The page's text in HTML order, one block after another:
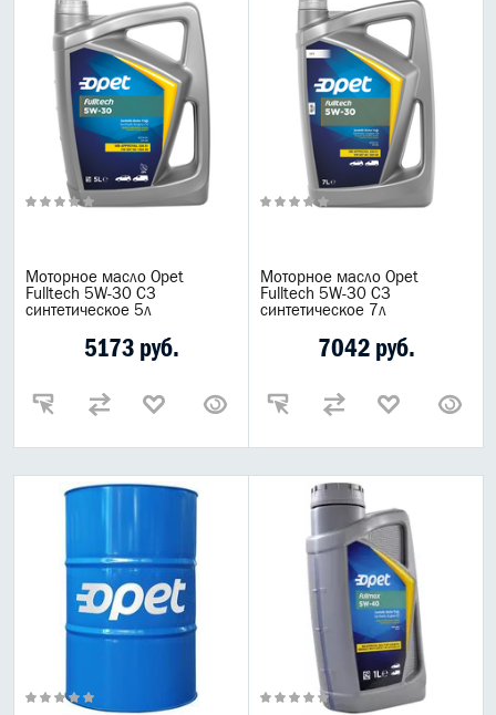
Моторное масло Opet
Fulltech 5W-30 C3
синтетическое 5л
5173 руб.
Моторное масло Opet
Fulltech 5W-30 C3
синтетическое 7л
7042 руб.